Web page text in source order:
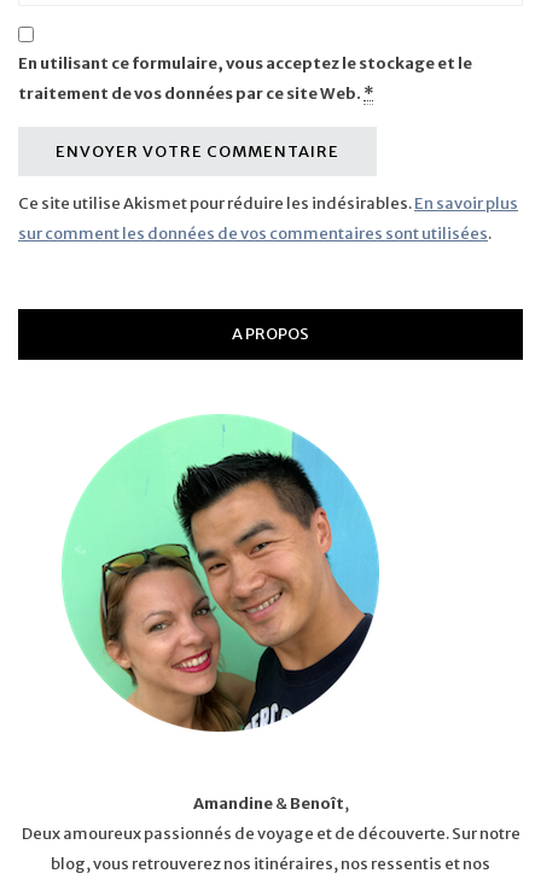
En utilisant ce formulaire, vous acceptez le stockage et le
traitement de vos données par ce site Web. *
Ce site utilise Akismet pour réduire les indésirables.En savoir plus
sur comment les données de vos commentaires sont utilisées.
A PROPOS
Amandine&Benoît,
Deux amoureux passionnés de voyage et de découverte. Sur notre
blog, vous retrouverez nos itinéraires, nos ressentis et nos